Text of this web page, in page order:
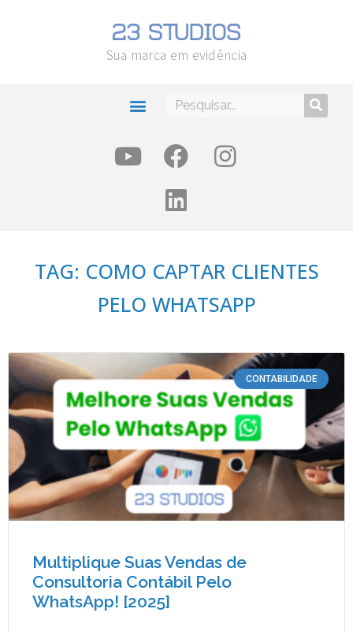
Sua marca em evidência
TAG: COMO CAPTAR CLIENTES
PELO WHATSAPP
CONTABILIDADE
Multiplique Suas Vendas de
Consultoria Contábil Pelo
WhatsApp! [2025]